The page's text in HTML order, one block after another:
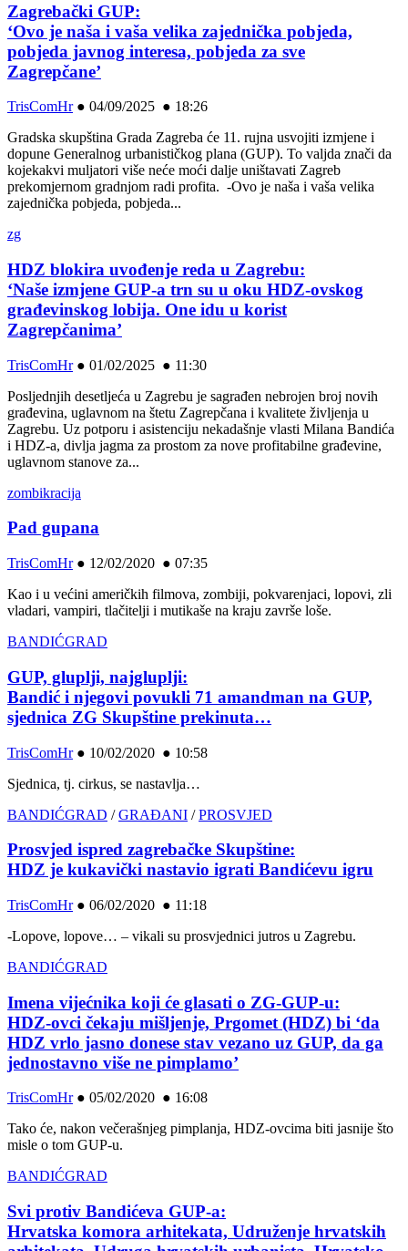
Zagrebački GUP:
‘Ovo je naša i vaša velika zajednička pobjeda,
pobjeda javnog interesa, pobjeda za sve
Zagrepčane’
TrisComHr● 04/09/2025 ● 18:26
Gradska skupština Grada Zagreba će 11. rujna usvojiti izmjene i
dopune Generalnog urbanističkog plana (GUP). To valjda znači da
kojekakvi muljatori više neće moći dalje uništavati Zagreb
prekomjernom gradnjom radi profita. -Ovo je naša i vaša velika
zajednička pobjeda, pobjeda...
zg
HDZ blokira uvođenje reda u Zagrebu:
‘Naše izmjene GUP-a trn su u oku HDZ-ovskog
građevinskog lobija. One idu u korist
Zagrepčanima’
TrisComHr● 01/02/2025 ● 11:30
Posljednjih desetljeća u Zagrebu je sagrađen nebrojen broj novih
građevina, uglavnom na štetu Zagrepčana i kvalitete življenja u
Zagrebu. Uz potporu i asistenciju nekadašnje vlasti Milana Bandića
i HDZ-a, divlja jagma za prostom za nove profitabilne građevine,
uglavnom stanove za...
zombikracija
Pad gupana
TrisComHr● 12/02/2020 ● 07:35
Kao i u većini američkih filmova, zombiji, pokvarenjaci, lopovi, zli
vladari, vampiri, tlačitelji i mutikaše na kraju završe loše.
BANDIĆGRAD
GUP, gluplji, najgluplji:
Bandić i njegovi povukli 71 amandman na GUP,
sjednica ZG Skupštine prekinuta…
TrisComHr● 10/02/2020 ● 10:58
Sjednica, tj. cirkus, se nastavlja…
BANDIĆGRAD /GRAĐANI /PROSVJED
Prosvjed ispred zagrebačke Skupštine:
HDZ je kukavički nastavio igrati Bandićevu igru
TrisComHr● 06/02/2020 ● 11:18
-Lopove, lopove… – vikali su prosvjednici jutros u Zagrebu.
BANDIĆGRAD
Imena vijećnika koji će glasati o ZG-GUP-u:
HDZ-ovci čekaju mišljenje, Prgomet (HDZ) bi ‘da
HDZ vrlo jasno donese stav vezano uz GUP, da ga
jednostavno više ne pimplamo’
TrisComHr● 05/02/2020 ● 16:08
Tako će, nakon večerašnjeg pimplanja, HDZ-ovcima biti jasnije što
misle o tom GUP-u.
BANDIĆGRAD
Svi protiv Bandićeva GUP-a:
Hrvatska komora arhitekata, Udruženje hrvatskih